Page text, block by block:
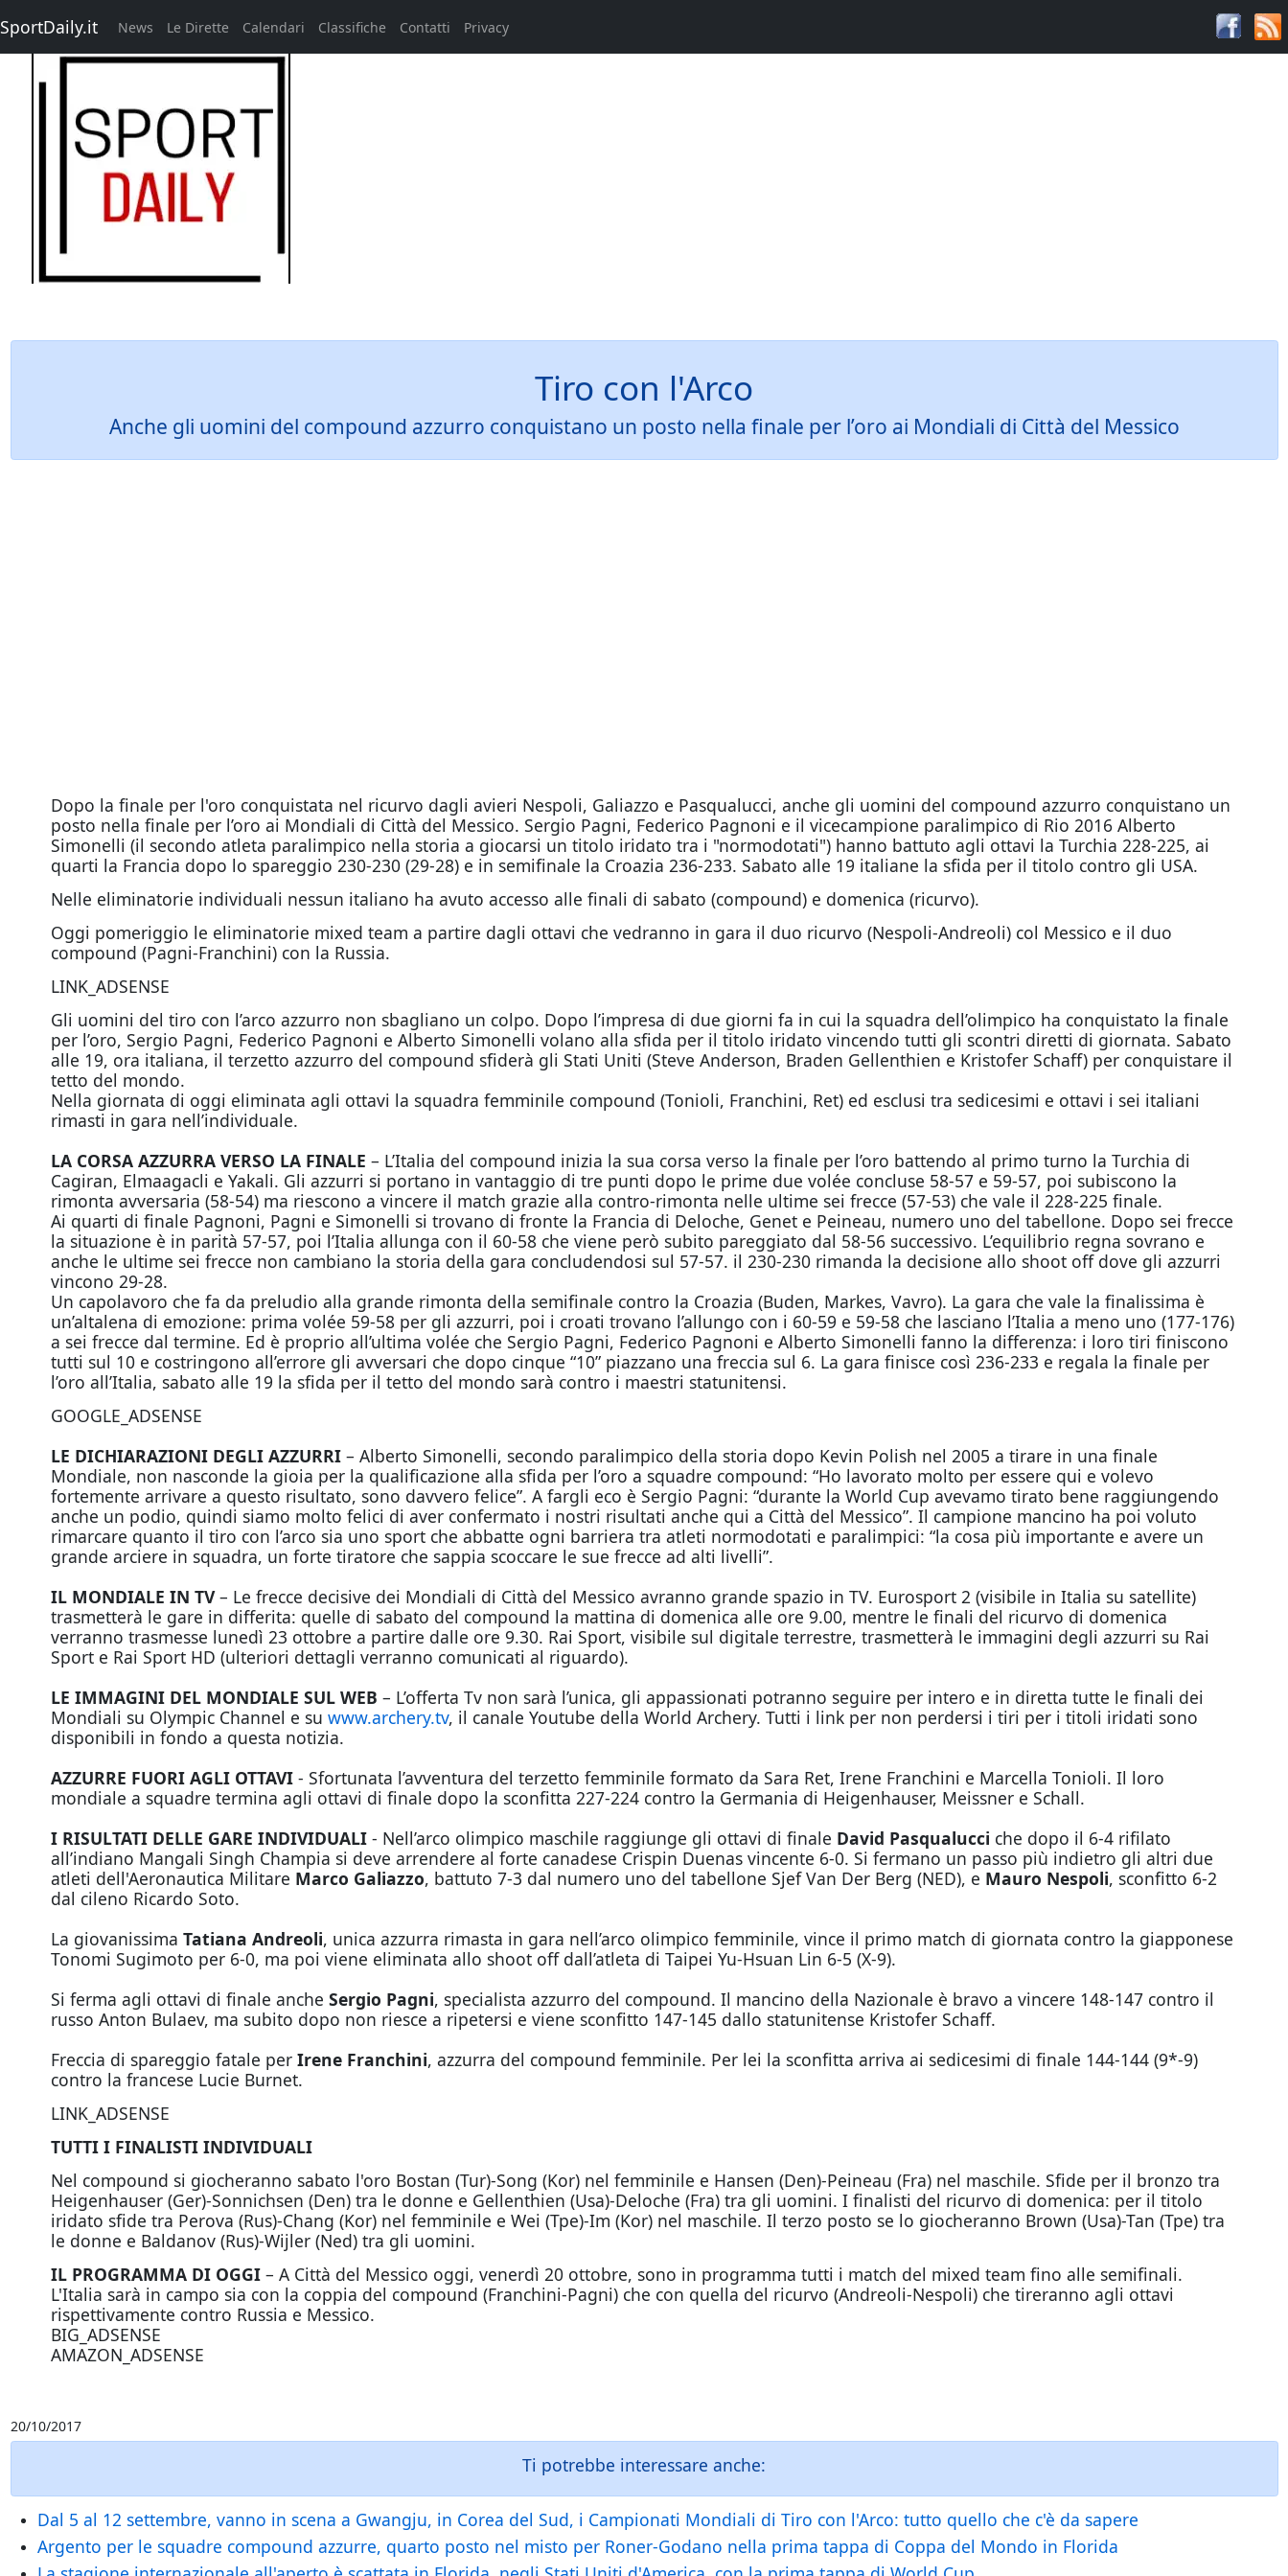
SportDaily.it News Le Dirette Calendari Classifiche Contatti Privacy
Tiro con l'Arco
Anche gli uomini del compound azzurro conquistano un posto nella finale per l’oro ai Mondiali di Città del Messico
Dopo la finale per l'oro conquistata nel ricurvo dagli avieri Nespoli, Galiazzo e Pasqualucci, anche gli uomini del compound azzurro conquistano un
posto nella finale per l’oro ai Mondiali di Città del Messico. Sergio Pagni, Federico Pagnoni e il vicecampione paralimpico di Rio 2016 Alberto
Simonelli (il secondo atleta paralimpico nella storia a giocarsi un titolo iridato tra i "normodotati") hanno battuto agli ottavi la Turchia 228-225, ai
quarti la Francia dopo lo spareggio 230-230 (29-28) e in semifinale la Croazia 236-233. Sabato alle 19 italiane la sfida per il titolo contro gli USA.
Nelle eliminatorie individuali nessun italiano ha avuto accesso alle finali di sabato (compound) e domenica (ricurvo).
Oggi pomeriggio le eliminatorie mixed team a partire dagli ottavi che vedranno in gara il duo ricurvo (Nespoli-Andreoli) col Messico e il duo
compound (Pagni-Franchini) con la Russia.
LINK_ADSENSE
Gli uomini del tiro con l’arco azzurro non sbagliano un colpo. Dopo l’impresa di due giorni fa in cui la squadra dell’olimpico ha conquistato la finale
per l’oro, Sergio Pagni, Federico Pagnoni e Alberto Simonelli volano alla sfida per il titolo iridato vincendo tutti gli scontri diretti di giornata. Sabato
alle 19, ora italiana, il terzetto azzurro del compound sfiderà gli Stati Uniti (Steve Anderson, Braden Gellenthien e Kristofer Schaff) per conquistare il
tetto del mondo.
Nella giornata di oggi eliminata agli ottavi la squadra femminile compound (Tonioli, Franchini, Ret) ed esclusi tra sedicesimi e ottavi i sei italiani
rimasti in gara nell’individuale.
LA CORSA AZZURRA VERSO LA FINALE – L’Italia del compound inizia la sua corsa verso la finale per l’oro battendo al primo turno la Turchia di
Cagiran, Elmaagacli e Yakali. Gli azzurri si portano in vantaggio di tre punti dopo le prime due volée concluse 58-57 e 59-57, poi subiscono la
rimonta avversaria (58-54) ma riescono a vincere il match grazie alla contro-rimonta nelle ultime sei frecce (57-53) che vale il 228-225 finale.
Ai quarti di finale Pagnoni, Pagni e Simonelli si trovano di fronte la Francia di Deloche, Genet e Peineau, numero uno del tabellone. Dopo sei frecce
la situazione è in parità 57-57, poi l’Italia allunga con il 60-58 che viene però subito pareggiato dal 58-56 successivo. L’equilibrio regna sovrano e
anche le ultime sei frecce non cambiano la storia della gara concludendosi sul 57-57. il 230-230 rimanda la decisione allo shoot off dove gli azzurri
vincono 29-28.
Un capolavoro che fa da preludio alla grande rimonta della semifinale contro la Croazia (Buden, Markes, Vavro). La gara che vale la finalissima è
un’altalena di emozione: prima volée 59-58 per gli azzurri, poi i croati trovano l’allungo con i 60-59 e 59-58 che lasciano l’Italia a meno uno (177-176)
a sei frecce dal termine. Ed è proprio all’ultima volée che Sergio Pagni, Federico Pagnoni e Alberto Simonelli fanno la differenza: i loro tiri finiscono
tutti sul 10 e costringono all’errore gli avversari che dopo cinque “10” piazzano una freccia sul 6. La gara finisce così 236-233 e regala la finale per
l’oro all’Italia, sabato alle 19 la sfida per il tetto del mondo sarà contro i maestri statunitensi.
GOOGLE_ADSENSE
LE DICHIARAZIONI DEGLI AZZURRI – Alberto Simonelli, secondo paralimpico della storia dopo Kevin Polish nel 2005 a tirare in una finale
Mondiale, non nasconde la gioia per la qualificazione alla sfida per l’oro a squadre compound: “Ho lavorato molto per essere qui e volevo
fortemente arrivare a questo risultato, sono davvero felice”. A fargli eco è Sergio Pagni: “durante la World Cup avevamo tirato bene raggiungendo
anche un podio, quindi siamo molto felici di aver confermato i nostri risultati anche qui a Città del Messico”. Il campione mancino ha poi voluto
rimarcare quanto il tiro con l’arco sia uno sport che abbatte ogni barriera tra atleti normodotati e paralimpici: “la cosa più importante e avere un
grande arciere in squadra, un forte tiratore che sappia scoccare le sue frecce ad alti livelli”.
IL MONDIALE IN TV– Le frecce decisive dei Mondiali di Città del Messico avranno grande spazio in TV. Eurosport 2 (visibile in Italia su satellite)
trasmetterà le gare in differita: quelle di sabato del compound la mattina di domenica alle ore 9.00, mentre le finali del ricurvo di domenica
verranno trasmesse lunedì 23 ottobre a partire dalle ore 9.30. Rai Sport, visibile sul digitale terrestre, trasmetterà le immagini degli azzurri su Rai
Sport e Rai Sport HD (ulteriori dettagli verranno comunicati al riguardo).
LE IMMAGINI DEL MONDIALE SUL WEB – L’offerta Tv non sarà l’unica, gli appassionati potranno seguire per intero e in diretta tutte le finali dei
Mondiali su Olympic Channel e su www.archery.tv, il canale Youtube della World Archery. Tutti i link per non perdersi i tiri per i titoli iridati sono
disponibili in fondo a questa notizia.
AZZURRE FUORI AGLI OTTAVI- Sfortunata l’avventura del terzetto femminile formato da Sara Ret, Irene Franchini e Marcella Tonioli. Il loro
mondiale a squadre termina agli ottavi di finale dopo la sconfitta 227-224 contro la Germania di Heigenhauser, Meissner e Schall.
I RISULTATI DELLE GARE INDIVIDUALI- Nell’arco olimpico maschile raggiunge gli ottavi di finale David Pasqualucci che dopo il 6-4 rifilato
all’indiano Mangali Singh Champia si deve arrendere al forte canadese Crispin Duenas vincente 6-0. Si fermano un passo più indietro gli altri due
atleti dell'Aeronautica Militare Marco Galiazzo, battuto 7-3 dal numero uno del tabellone Sjef Van Der Berg (NED), e Mauro Nespoli, sconfitto 6-2
dal cileno Ricardo Soto.
La giovanissima Tatiana Andreoli, unica azzurra rimasta in gara nell’arco olimpico femminile, vince il primo match di giornata contro la giapponese
Tonomi Sugimoto per 6-0, ma poi viene eliminata allo shoot off dall’atleta di Taipei Yu-Hsuan Lin 6-5 (X-9).
Si ferma agli ottavi di finale anche Sergio Pagni, specialista azzurro del compound. Il mancino della Nazionale è bravo a vincere 148-147 contro il
russo Anton Bulaev, ma subito dopo non riesce a ripetersi e viene sconfitto 147-145 dallo statunitense Kristofer Schaff.
Freccia di spareggio fatale per Irene Franchini, azzurra del compound femminile. Per lei la sconfitta arriva ai sedicesimi di finale 144-144 (9*-9)
contro la francese Lucie Burnet.
LINK_ADSENSE
TUTTI I FINALISTI INDIVIDUALI
Nel compound si giocheranno sabato l'oro Bostan (Tur)-Song (Kor) nel femminile e Hansen (Den)-Peineau (Fra) nel maschile. Sfide per il bronzo tra
Heigenhauser (Ger)-Sonnichsen (Den) tra le donne e Gellenthien (Usa)-Deloche (Fra) tra gli uomini. I finalisti del ricurvo di domenica: per il titolo
iridato sfide tra Perova (Rus)-Chang (Kor) nel femminile e Wei (Tpe)-Im (Kor) nel maschile. Il terzo posto se lo giocheranno Brown (Usa)-Tan (Tpe) tra
le donne e Baldanov (Rus)-Wijler (Ned) tra gli uomini.
IL PROGRAMMA DI OGGI – A Città del Messico oggi, venerdì 20 ottobre, sono in programma tutti i match del mixed team fino alle semifinali.
L'Italia sarà in campo sia con la coppia del compound (Franchini-Pagni) che con quella del ricurvo (Andreoli-Nespoli) che tireranno agli ottavi
rispettivamente contro Russia e Messico.
BIG_ADSENSE
AMAZON_ADSENSE
20/10/2017
Ti potrebbe interessare anche:
Dal 5 al 12 settembre, vanno in scena a Gwangju, in Corea del Sud, i Campionati Mondiali di Tiro con l'Arco: tutto quello che c'è da sapere
Argento per le squadre compound azzurre, quarto posto nel misto per Roner-Godano nella prima tappa di Coppa del Mondo in Florida